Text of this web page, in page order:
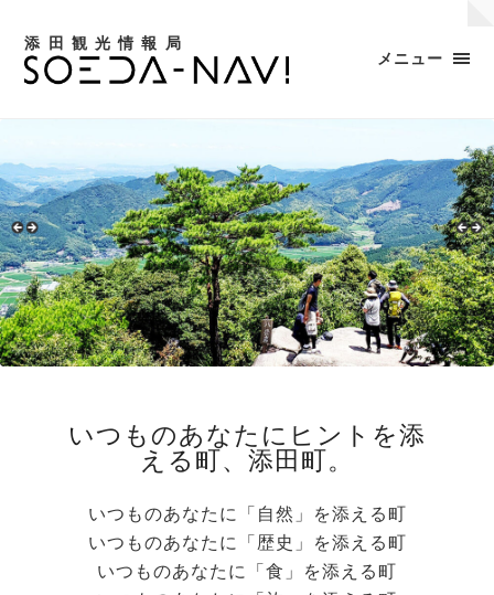
添田観光情報局
メニュー
いつものあなたにヒントを添
える町、添田町。
いつものあなたに「自然」を添える町
いつものあなたに「歴史」を添える町
いつものあなたに「食」を添える町